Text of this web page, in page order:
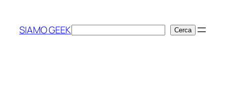
contenuto
SIAMO GEEKCerca Cerca